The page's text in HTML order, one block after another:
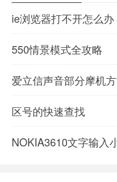
ie浏览器打不开怎么办？
550情景模式全攻略
爱立信声音部分摩机
区号的快速查找
NOKIA3610文字输入